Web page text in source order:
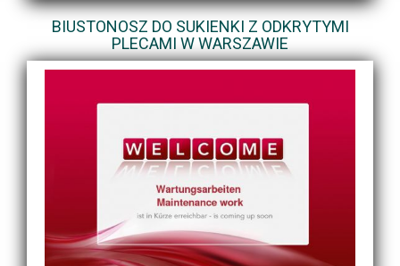
BIUSTONOSZ DO SUKIENKI Z ODKRYTYMI
PLECAMI W WARSZAWIE